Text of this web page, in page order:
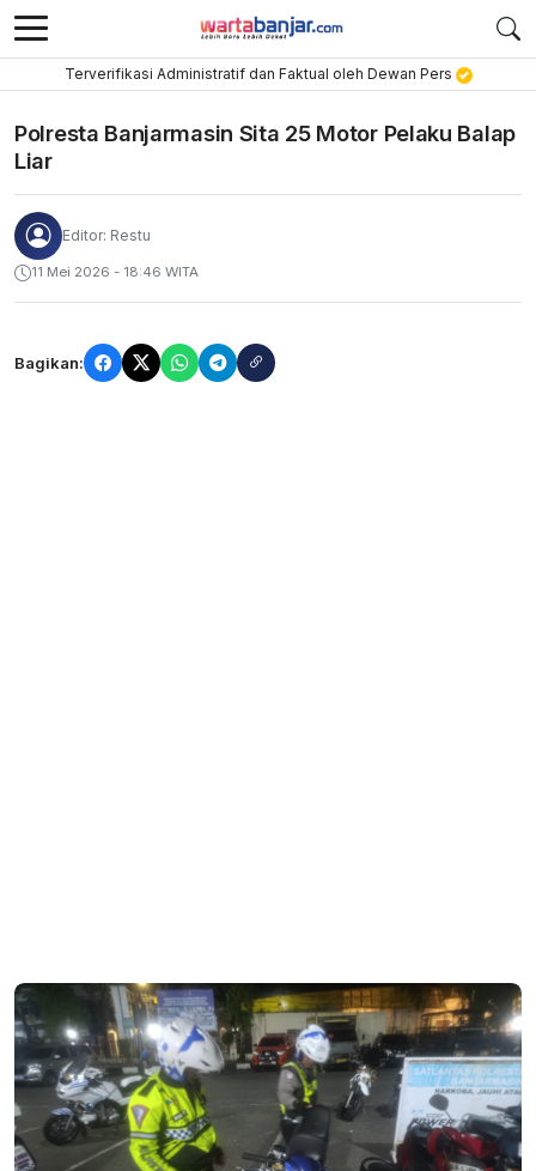
Terverifikasi Administratif dan Faktual oleh Dewan Pers
Polresta Banjarmasin Sita 25 Motor Pelaku Balap
Liar
Editor: Restu
11 Mei 2026 - 18:46 WITA
Bagikan: